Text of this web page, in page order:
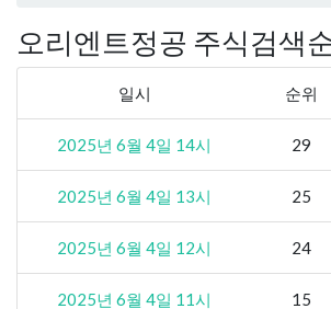
오리엔트정공 주식검색
일시 순위
2025년 6월 4일 14시 29
2025년 6월 4일 13시 25
2025년 6월 4일 12시 24
2025년 6월 4일 11시 15